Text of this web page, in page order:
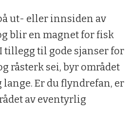
ut- eller innsiden av
blir en magnet for fisk
tillegg til gode sjanser for
råsterk sei, byr området
lange. Er du flyndrefan, er
av eventyrlig